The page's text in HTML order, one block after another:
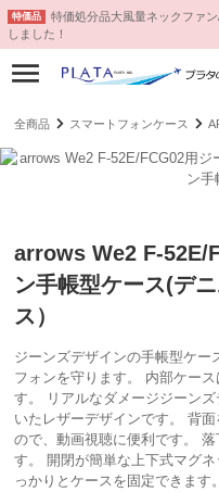
特価品
特価処分品大風量ネックファ
しました！
全商品 スマートフォンケース
arrows We2 F-52E/
ン手帳型ケース(デ
ス）
ジーンズデザインの手帳型ケー
フォンを守ります。 内部ケー
す。 リアルなダメージジーン
いたレザーデザインです。 背
ので、動画視聴に便利です。
す。 開閉が簡単な上下式マグ
っかりとケースを固定できま